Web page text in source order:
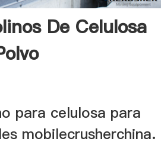
De Celulosa
para celulosa para
mobilecrusherchina.